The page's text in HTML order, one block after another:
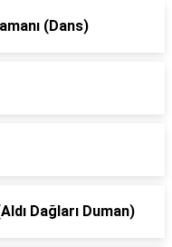
(Dans)
Dağları Duman)